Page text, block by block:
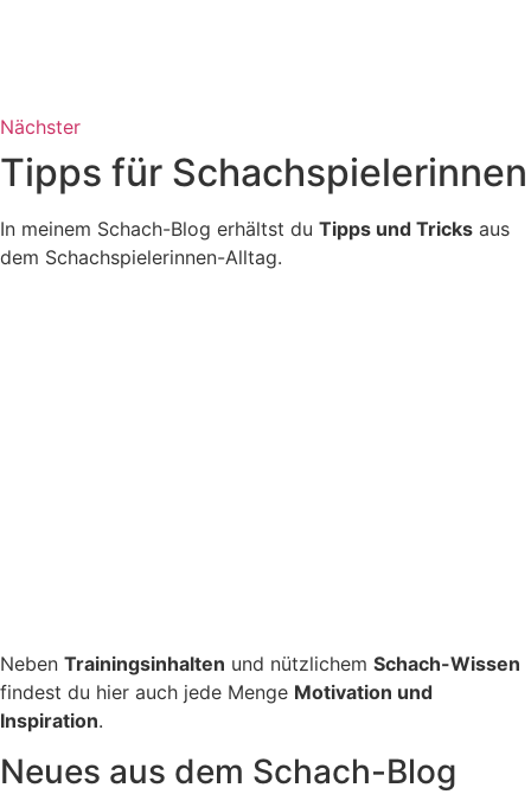
Nächster
Tipps für Schachspielerinnen
In meinem Schach-Blog erhältst du Tipps und Tricks aus
dem Schachspielerinnen-Alltag.
Neben Trainingsinhalten und nützlichem Schach-Wissen
findest du hier auch jede Menge Motivation und
Inspiration.
Neues aus dem Schach-Blog